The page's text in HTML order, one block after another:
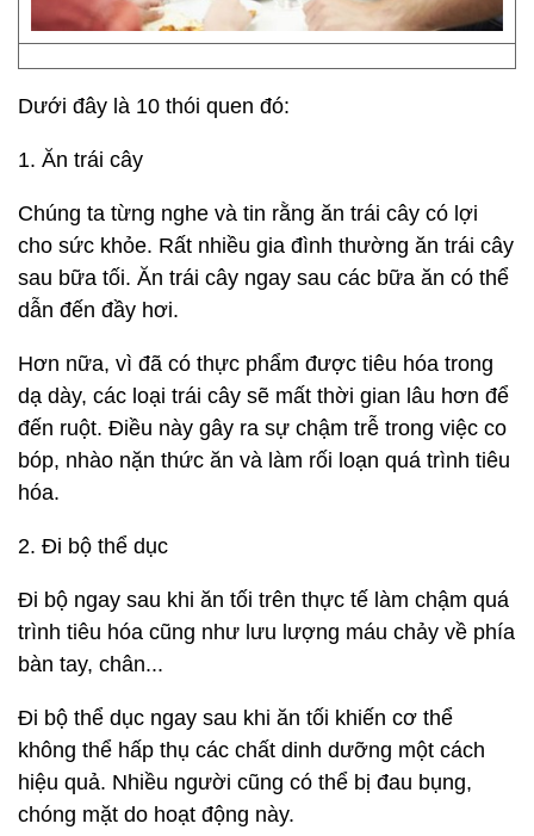
Dưới đây là 10 thói quen đó:
1. Ăn trái cây
Chúng ta từng nghe và tin rằng ăn trái cây có lợi
cho sức khỏe. Rất nhiều gia đình thường ăn trái cây
sau bữa tối. Ăn trái cây ngay sau các bữa ăn có thể
dẫn đến đầy hơi.
Hơn nữa, vì đã có thực phẩm được tiêu hóa trong
dạ dày, các loại trái cây sẽ mất thời gian lâu hơn để
đến ruột. Điều này gây ra sự chậm trễ trong việc co
bóp, nhào nặn thức ăn và làm rối loạn quá trình tiêu
hóa.
2. Đi bộ thể dục
Đi bộ ngay sau khi ăn tối trên thực tế làm chậm quá
trình tiêu hóa cũng như lưu lượng máu chảy về phía
bàn tay, chân...
Đi bộ thể dục ngay sau khi ăn tối khiến cơ thể
không thể hấp thụ các chất dinh dưỡng một cách
hiệu quả. Nhiều người cũng có thể bị đau bụng,
chóng mặt do hoạt động này.